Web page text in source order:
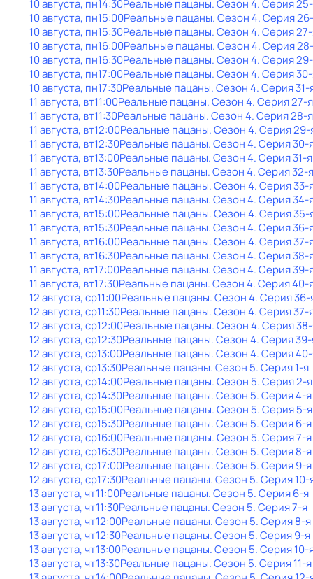
10 августа, пн14:30Реальные пацаны. Сезон 4. Серия
10 августа, пн15:00Реальные пацаны. Сезон 4. Серия
10 августа, пн15:30Реальные пацаны. Сезон 4. Серия
10 августа, пн16:00Реальные пацаны. Сезон 4. Серия
10 августа, пн16:30Реальные пацаны. Сезон 4. Серия
10 августа, пн17:00Реальные пацаны. Сезон 4. Серия
10 августа, пн17:30Реальные пацаны. Сезон 4. Серия 31-
11 августа, вт11:00Реальные пацаны. Сезон 4. Серия 27-я
11 августа, вт11:30Реальные пацаны. Сезон 4. Серия 28-я
11 августа, вт12:00Реальные пацаны. Сезон 4. Серия 29-
11 августа, вт12:30Реальные пацаны. Сезон 4. Серия 30-
11 августа, вт13:00Реальные пацаны. Сезон 4. Серия 31-я
11 августа, вт13:30Реальные пацаны. Сезон 4. Серия 32-я
11 августа, вт14:00Реальные пацаны. Сезон 4. Серия 33-
11 августа, вт14:30Реальные пацаны. Сезон 4. Серия 34-
11 августа, вт15:00Реальные пацаны. Сезон 4. Серия 35-
11 августа, вт15:30Реальные пацаны. Сезон 4. Серия 36-
11 августа, вт16:00Реальные пацаны. Сезон 4. Серия 37-
11 августа, вт16:30Реальные пацаны. Сезон 4. Серия 38-
11 августа, вт17:00Реальные пацаны. Сезон 4. Серия 39-
11 августа, вт17:30Реальные пацаны. Сезон 4. Серия 40-
12 августа, ср11:00Реальные пацаны. Сезон 4. Серия 36-
12 августа, ср11:30Реальные пацаны. Сезон 4. Серия 37-
12 августа, ср12:00Реальные пацаны. Сезон 4. Серия
12 августа, ср12:30Реальные пацаны. Сезон 4. Серия
12 августа, ср13:00Реальные пацаны. Сезон 4. Серия
12 августа, ср13:30Реальные пацаны. Сезон 5. Серия 1-я
12 августа, ср14:00Реальные пацаны. Сезон 5. Серия 2-я
12 августа, ср14:30Реальные пацаны. Сезон 5. Серия 4-я
12 августа, ср15:00Реальные пацаны. Сезон 5. Серия 5-я
12 августа, ср15:30Реальные пацаны. Сезон 5. Серия 6-я
12 августа, ср16:00Реальные пацаны. Сезон 5. Серия 7-я
12 августа, ср16:30Реальные пацаны. Сезон 5. Серия 8-я
12 августа, ср17:00Реальные пацаны. Сезон 5. Серия 9-я
12 августа, ср17:30Реальные пацаны. Сезон 5. Серия 10-
13 августа, чт11:00Реальные пацаны. Сезон 5. Серия 6-я
13 августа, чт11:30Реальные пацаны. Сезон 5. Серия 7-я
13 августа, чт12:00Реальные пацаны. Сезон 5. Серия 8-я
13 августа, чт12:30Реальные пацаны. Сезон 5. Серия 9-я
13 августа, чт13:00Реальные пацаны. Сезон 5. Серия 10-
13 августа, чт13:30Реальные пацаны. Сезон 5. Серия 11-я